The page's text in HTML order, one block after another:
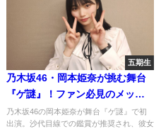
五期生
乃木坂46・岡本姫奈が挑む舞台
『ゲ謎』！ファン必見のメッセ
ージとは
乃木坂46の岡本姫奈が舞台『ゲ謎』で初
出演。沙代目線での鑑賞が推奨され、彼女